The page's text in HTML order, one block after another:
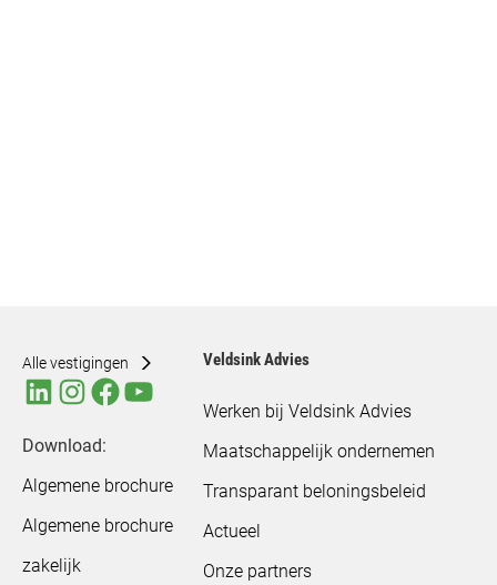
Alle vestigingen
Download:
Algemene brochure
Algemene brochure
zakelijk
Veldsink Advies
Werken bij Veldsink Advies
Maatschappelijk ondernemen
Transparant beloningsbeleid
Actueel
Onze partners